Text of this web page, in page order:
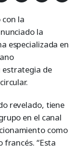
la
la
especializada en
estrategia de
revelado, tiene
en el canal
como
francés. “Esta